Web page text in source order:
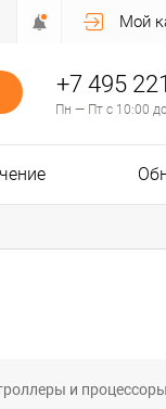
Мой
+7 495
Пн — Пт с 10:00
и процессоры